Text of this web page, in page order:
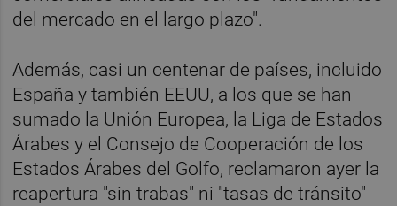
del mercado en el largo plazo".
Además, casi un centenar de países, incluido
España y también EEUU, a los que se han
sumado la Unión Europea, la Liga de Estados
Árabes y el Consejo de Cooperación de los
Estados Árabes del Golfo, reclamaron ayer la
reapertura "sin trabas" ni "tasas de tránsito"